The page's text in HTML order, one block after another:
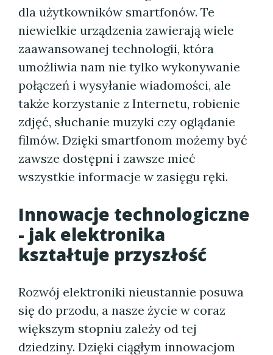
dla użytkowników smartfonów. Te
niewielkie urządzenia zawierają wiele
zaawansowanej technologii, która
umożliwia nam nie tylko wykonywanie
połączeń i wysyłanie wiadomości, ale
także korzystanie z Internetu, robienie
zdjęć, słuchanie muzyki czy oglądanie
filmów. Dzięki smartfonom możemy być
zawsze dostępni i zawsze mieć
wszystkie informacje w zasięgu ręki.
Innowacje technologiczne
- jak elektronika
kształtuje przyszłość
Rozwój elektroniki nieustannie posuwa
się do przodu, a nasze życie w coraz
większym stopniu zależy od tej
dziedziny. Dzięki ciągłym innowacjom